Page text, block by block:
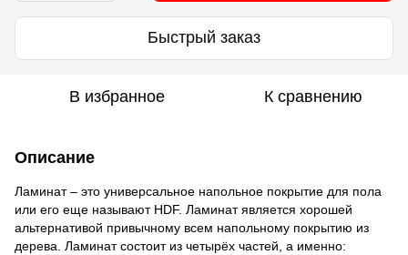
Быстрый заказ
В избранное К сравнению
Описание
Ламинат – это универсальное напольное покрытие для пола
или его еще называют HDF. Ламинат является хорошей
альтернативой привычному всем напольному покрытию из
дерева. Ламинат состоит из четырёх частей, а именно: